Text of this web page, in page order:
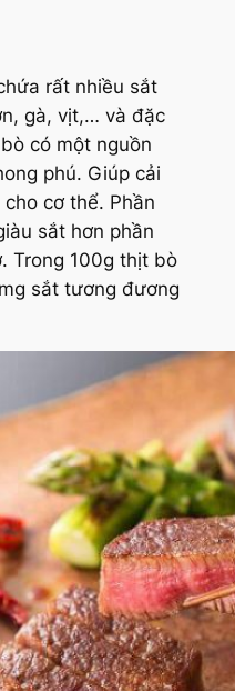
rất nhiều sắt
gà, vịt,… và đặc
có một nguồn
phú. Giúp cải
cơ thể. Phần
sắt hơn phần
Trong 100g thịt bò
sắt tương đương